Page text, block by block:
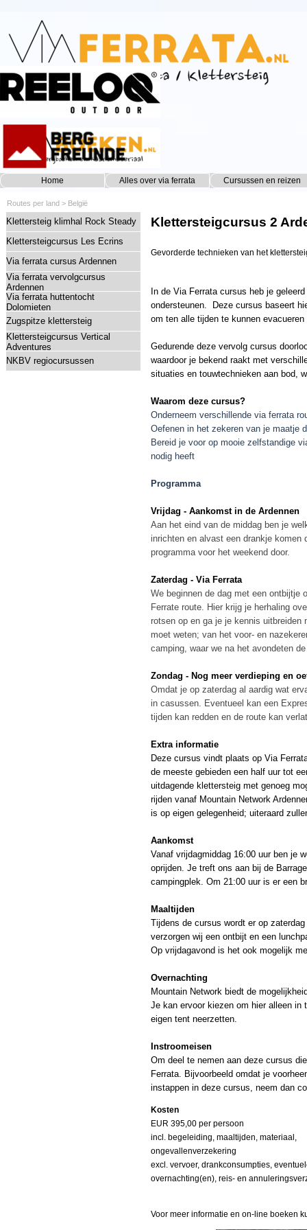
Home Alles over via ferrata ▼
Cursussen en reizen
Routes per land > België
Klettersteig klimhal Rock Steady
Klettersteigcursus Les Ecrins
Via ferrata cursus Ardennen
Via ferrata vervolgcursus
Ardennen
Via ferrata huttentocht
Dolomieten
Zugspitze klettersteig
Klettersteigcursus Vertical
Adventures
NKBV regiocursussen
Klettersteigcursus 2
Gevorderde technieken van het
In de Via Ferrata cursus heb je
ondersteunen. Deze cursus baseert
om ten alle tijden te kunnen evacueren
Gedurende deze vervolg cursus
waardoor je bekend raakt met
situaties en touwtechnieken aan bod,
Waarom deze cursus?
Onderneem verschillende via ferrata
Oefenen in het zekeren van je maatje
Bereid je voor op mooie zelfstandige
nodig heeft
Programma
Vrijdag - Aankomst in de Ardennen
Aan het eind van de middag ben je
inrichten en alvast een drankje komen
programma voor het weekend door.
Zaterdag - Via Ferrata
We beginnen de dag met een ontbijtje
Ferrate route. Hier krijg je herhaling
rotsen op en ga je je kennis
moet weten; van het voor- en
camping, waar we na het avondeten
Zondag - Nog meer verdieping en
Omdat je op zaterdag al aardig wat
in casussen. Eventueel kan een
tijden kan redden en de route kan
Extra informatie
Deze cursus vindt plaats op Via
de meeste gebieden een half uur tot
uitdagende klettersteig met genoeg
rijden vanaf Mountain Network
is op eigen gelegenheid; uiteraard
Aankomst
Vanaf vrijdagmiddag 16:00 uur ben je
oprijden. Je treft ons aan bij de
campingplek. Om 21:00 uur is er een
Maaltijden
Tijdens de cursus wordt er op
verzorgen wij een ontbijt en een
Op vrijdagavond is het ook mogelijk
Overnachting
Mountain Network biedt de
Je kan ervoor kiezen om hier alleen
eigen tent neerzetten.
Instroomeisen
Om deel te nemen aan deze cursus
Ferrata. Bijvoorbeeld omdat je
instappen in deze cursus, neem dan
Kosten
EUR 395,00 per persoon
incl. begeleiding, maaltijden, materiaal,
ongevallenverzekering
excl. vervoer, drankconsumpties,
overnachting(en), reis- en
Voor meer informatie en on-line boeken